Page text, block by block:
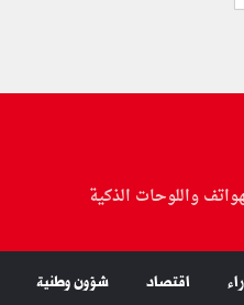
واللوحات الذكية
اقتصاد شؤون وطنية